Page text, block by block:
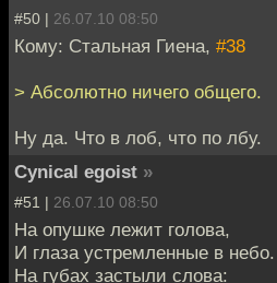
#50 | 26.07.10 08:50
Кому: Стальная Гиена, #38
> Абсолютно ничего общего.
Ну да. Что в лоб, что по лбу.
Cynical egoist »
#51 | 26.07.10 08:50
На опушке лежит голова,
И глаза устремленные в небо.
На губах застыли слова: